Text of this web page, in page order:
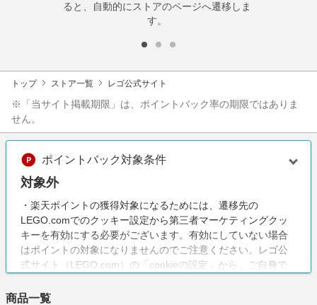
ると、自動的にストアのページへ遷移しま
す。
トップ ストア一覧 レゴ公式サイト
※「当サイト掲載期限」は、ポイントバック率の期限ではありま
せん。
ポイントバック対象条件
対象外
・楽天ポイントの獲得対象になるためには、遷移先の
LEGO.comでのクッキー設定から第三者マーケティングクッ
キーを有効にする必要がございます。有効にしていない場合
はポイントの対象になりませんのでご注意ください。レゴ公
式サイト（LEGO.com）の「cookieの設定」から、ご自身で
・消費税、送料
商品一覧